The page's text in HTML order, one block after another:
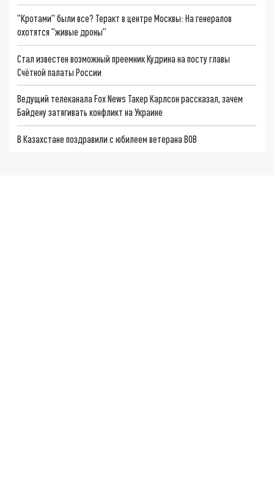
"Кротами" были все? Теракт в центре Москвы: На генералов
охотятся "живые дроны"
Стал известен возможный преемник Кудрина на посту главы
Счётной палаты России
Ведущий телеканала Fox News Такер Карлсон рассказал, зачем
Байдену затягивать конфликт на Украине
В Казахстане поздравили с юбилеем ветерана ВОВ